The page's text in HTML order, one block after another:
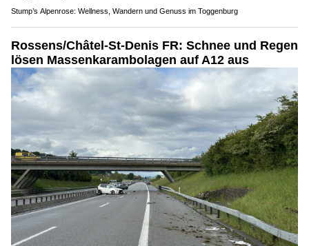
Stump’s Alpenrose: Wellness, Wandern und Genuss im Toggenburg
Rossens/Châtel-St-Denis FR: Schnee und Regen
lösen Massenkarambolagen auf A12 aus